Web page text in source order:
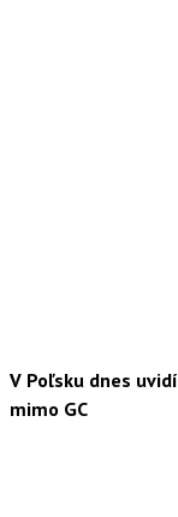
V Poľsku dnes
mimo GC